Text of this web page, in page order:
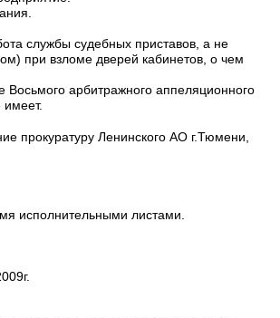
службы судебных приставов, а не
при взломе дверей кабинетов, о чем
Восьмого арбитражного аппеляционного
имеет.
прокуратуру Ленинского АО г.Тюмени,
исполнительными листами.